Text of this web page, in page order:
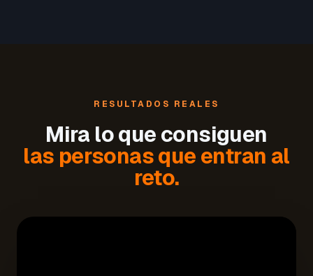
RESULTADOS REALES
Mira lo que consiguen
las personas que entran al
reto.